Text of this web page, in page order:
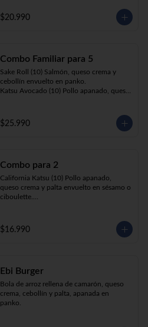
y palta envuelta en sésamo o ciboulette.
Gyosas a elección (5u) + Bebida 1.5lt a
**Imagen Referencial**
$20.990
Combo Familiar para 5
Sake Roll (10) Salmón, queso crema y
cebollín envuelto en panko.
Katsu Avocado (10) Pollo apanado, queso
cebollín, envuelto en ciboulette o sesamo.
Tempura ebi avocado (10) Camarón
queso crema y palta envuelto en sésamo o
ciboulette.
Gyosas a elección (5u) + Bebida 1.5lt a
elección
**Imagen Referencial**
$25.990
Combo para 2
California Katsu (10) Pollo apanado,
queso crema y palta envuelto en sésamo o
ciboulette.
en palta.
Gyosas a elección  (5u)  + 2 bebidas
**Imagen Referencial**
$16.990
Ebi Burger
Bola de arroz rellena de camarón, queso
crema, cebollín y palta, apanada en
panko.